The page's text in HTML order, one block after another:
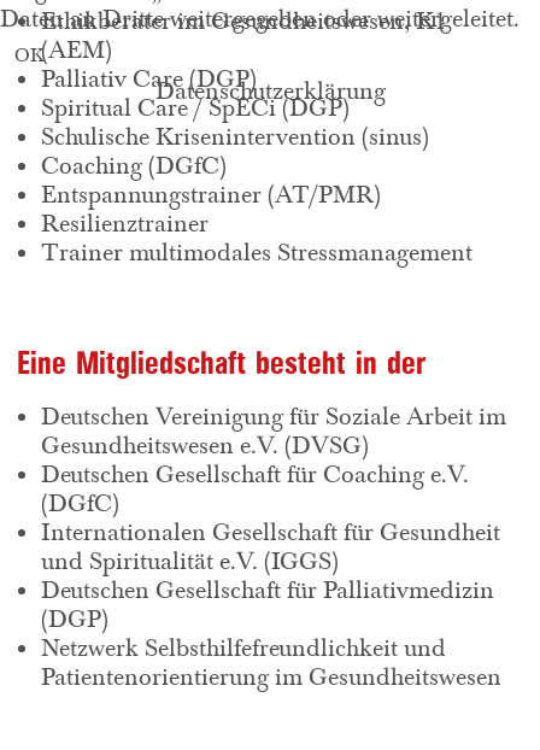
Ethikberater im Gesundheitswesen, K1
(AEM)
Palliativ Care (DGP)
Spiritual Care / SpECi (DGP)
Schulische Krisenintervention (sinus)
Coaching (DGfC)
Entspannungstrainer (AT/PMR)
Resilienztrainer
Trainer multimodales Stressmanagement
Eine Mitgliedschaft besteht in der
Deutschen Vereinigung für Soziale Arbeit im
Gesundheitswesen e.V. (DVSG)
Deutschen Gesellschaft für Coaching e.V.
(DGfC)
Internationalen Gesellschaft für Gesundheit
und Spiritualität e.V. (IGGS)
Deutschen Gesellschaft für Palliativmedizin
(DGP)
Netzwerk Selbsthilfefreundlichkeit und
Patientenorientierung im Gesundheitswesen
Daten an Dritte weitergegeben oder weitergeleitet.
OK
Datenschutzerklärung